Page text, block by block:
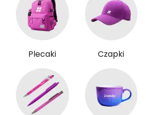
Plecaki Czapki